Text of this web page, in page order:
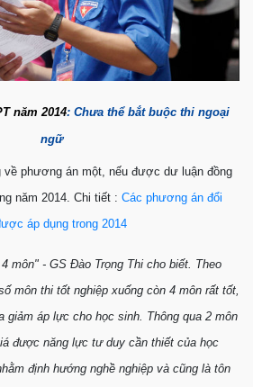
năm 2014: Chưa thể bắt buộc thi ngoại
ngữ
về phương án một, nếu được dư luận đồng
năm 2014. Chi tiết : Các phương án đổi
áp dụng trong 2014
môn" - GS Đào Trọng Thi cho biết. Theo
môn thi tốt nghiệp xuống còn 4 môn rất tốt,
áp lực cho học sinh. Thông qua 2 môn
được năng lực tư duy cần thiết của học
định hướng nghề nghiệp và cũng là tôn